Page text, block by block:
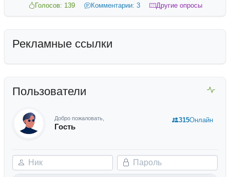
Голосов: 139 Комментарии: 3 Другие опросы
Рекламные ссылки
Пользователи
Добро пожаловать,
Гость
Ник Пароль
315Онлайн